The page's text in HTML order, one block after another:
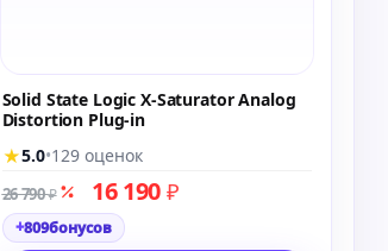
Solid State Logic X-Saturator Analog
Distortion Plug-in
★5.0•129 оценок
26 790₽ 16 190 ₽
+809бонусов